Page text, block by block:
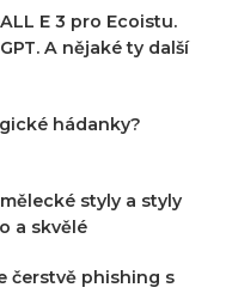
E 3 pro Ecoistu.
A nějaké ty další
hádanky?
styly a styly
a skvělé
čerstvě phishing s